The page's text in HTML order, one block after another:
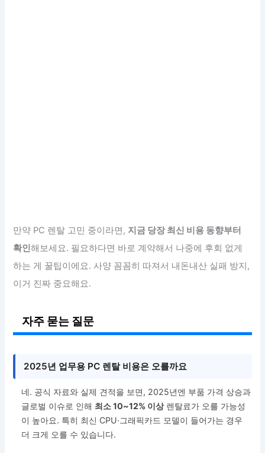
만약 PC 렌탈 고민 중이라면, 지금 당장 최신 비용 동향부터
확인해보세요. 필요하다면 바로 계약해서 나중에 후회 없게
하는 게 꿀팁이에요. 사양 꼼꼼히 따져서 내돈내산 실패 방지,
이거 진짜 중요해요.
자주 묻는 질문
2025년 업무용 PC 렌탈 비용은 오를까요
네. 공식 자료와 실제 견적을 보면, 2025년엔 부품 가격 상승과
글로벌 이슈로 인해 최소 10~12% 이상렌탈료가 오를 가능성
이 높아요. 특히 최신 CPU·그래픽카드 모델이 들어가는 경우
더 크게 오를 수 있습니다.